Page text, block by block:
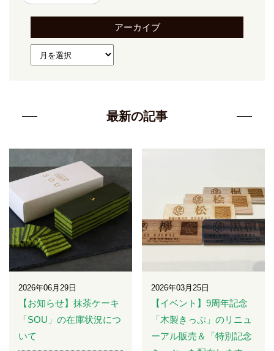
アーカイブ
最新の記事
2026年06月29日
【お知らせ】抹茶ケーキ
「SOU」の在庫状況につ
いて
2026年03月25日
【イベント】9周年記念
「木製きっぷ」のリニュ
ーアル販売＆「特別記念